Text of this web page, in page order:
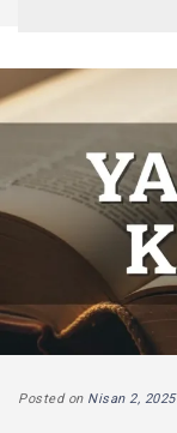
Posted on Nisan 2, 2025